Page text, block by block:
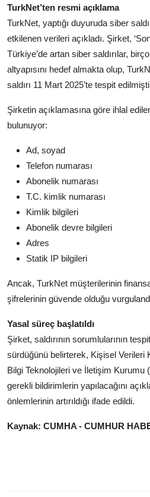
TurkNet’ten resmi açıklama
TurkNet, yaptığı duyuruda siber
etkilenen verileri açıkladı. Şirket,
Türkiye’de artan siber saldırılar,
altyapısını hedef almakta olup,
saldırı 11 Mart 2025’te tespit
Şirketin açıklamasına göre ihlal
bulunuyor:
Ad, soyad
Telefon numarası
Abonelik numarası
T.C. kimlik numarası
Kimlik bilgileri
Abonelik devre bilgileri
Adres
Statik IP bilgileri
Ancak, TurkNet müşterilerinin
şifrelerinin güvende olduğu
Yasal süreç başlatıldı
Şirket, saldırının sorumlularının
sürdüğünü belirterek, Kişisel
Bilgi Teknolojileri ve İletişim Kurumu
gerekli bildirimlerin yapılacağını
önlemlerinin artırıldığı ifade edildi.
Kaynak: CUMHA - CUMHUR